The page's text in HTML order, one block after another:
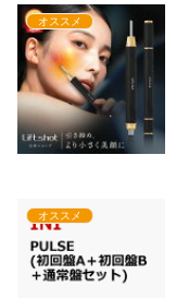
オススメ
オススメ